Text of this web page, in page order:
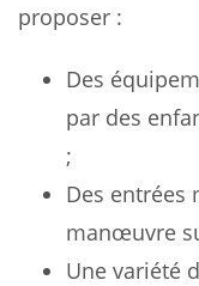
proposer :
Des
par des
;
Des entrées
manœuvre
Une variété